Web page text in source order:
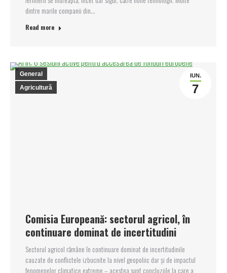
dintre marile companii din…
Read more
IUN.
7
General
Agricultură
Comisia Europeană: sectorul agricol, în
continuare dominat de incertitudini
Sectorul agricol rămâne în continuare dominat de incertitudinile
cauzate de conflictele izbucnite la nivel geopoliic dar și de impactul
fenomenelor climatice extreme – acestea sunt concluziile la care a